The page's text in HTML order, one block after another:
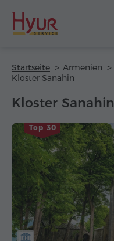
Startseite Armenien
Kloster Sanahin
Kloster Sanahin
Top 30